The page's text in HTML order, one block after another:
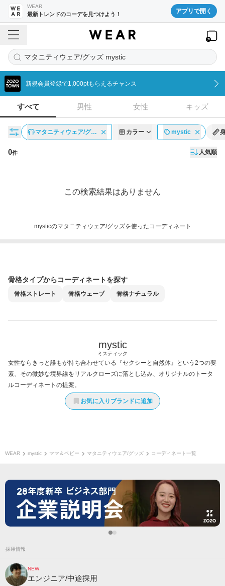
WEAR
最新トレンドのコーデを見つけよう！ アプリで開く
マタニティウェア/グッズ mystic
新規会員登録で1,000ptもらえるチャンス
すべて 男性 女性 キッズ
マタニティウェア/グ… カラー mystic
0件 人気順
この検索結果はありません
mysticのマタニティウェア/グッズを使ったコーディネート
骨格タイプからコーディネートを探す
骨格ストレート 骨格ウェーブ 骨格ナチュラル
mystic
ミスティック
女性ならきっと誰もが持ち合わせている『セクシーと自然体』という2つの要
素、その微妙な境界線をリアルクローズに落とし込み、オリジナルのトータ
ルコーディネートの提案。
お気に入りブランドに追加
WEAR mystic ママ＆ベビー マタニティウェア/グッズ コーディネート一覧
採用情報
NEW
エンジニア/中途採用